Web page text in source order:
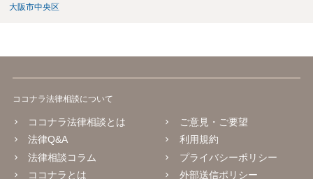
大阪市中央区
ココナラ法律相談について
ココナラ法律相談とは
法律Q&A
法律相談コラム
ココナラとは
ご意見・ご要望
利用規約
プライバシーポリシー
外部送信ポリシー